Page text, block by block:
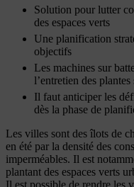
Solution pour lutter
des espaces verts
Une planification
objectifs
Les machines sur
l’entretien des
Il faut anticiper les
dès la phase de
Les villes sont des îlots de
en été par la densité des
imperméables. Il est
plantant des espaces verts
Il est possible de rendre les